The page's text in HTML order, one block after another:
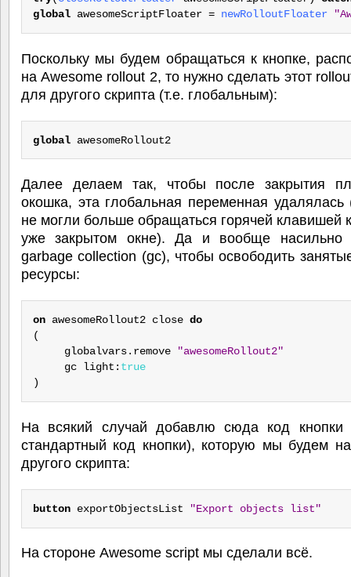
global awesomeScriptFloater = newRolloutFloater
Поскольку мы будем обращаться к кнопке,
на Awesome rollout 2, то нужно сделать этот
для другого скрипта (т.е. глобальным):
global awesomeRollout2
Далее делаем так, чтобы после закрытия
окошка, эта глобальная переменная
не могли больше обращаться горячей клавишей
уже закрытом окне). Да и вообще насильно
garbage collection (gc), чтобы освободить
ресурсы:
on awesomeRollout2 close do
(
     globalvars.remove
"awesomeRollout2"
gc light: true
)
На всякий случай добавлю сюда код кнопки
стандартный код кнопки), которую мы будем
другого скрипта:
button exportObjectsList "Export objects list"
На стороне Awesome script мы сделали всё.